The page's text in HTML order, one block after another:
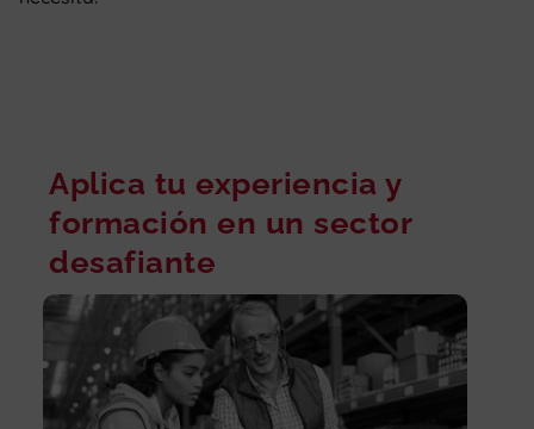
Aplica tu experiencia y
formación en un sector
desafiante